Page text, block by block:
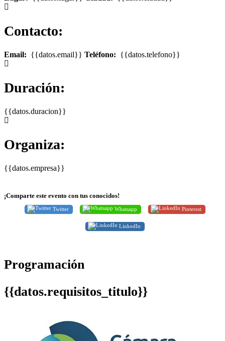
Contacto:
Email: {{datos.email}} Teléfono: {{datos.telefono}}
Duración:
{{datos.duracion}}
Organiza:
{{datos.empresa}}
¡Comparte este evento con tus conocidos!
Twitter Whatsapp Pinterest
LinkedIn
Programación
{{datos.requisitos_titulo}}